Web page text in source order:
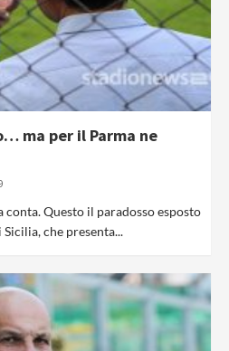
ma per il Parma ne
conta. Questo il paradosso esposto
che presenta...